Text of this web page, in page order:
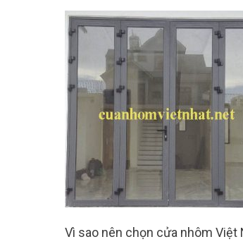
Vì sao nên chọn cửa nhôm